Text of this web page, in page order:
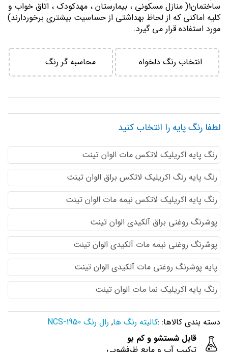
ساختمان1( منازل مسكوني ، بيمارستان ، مهدكودك ، اتاق خواب و
كليه اماكني كه از لحاظ بهداشتي از حساسيت بيشتري برخوردارند)
مورد استفاده قرار می گیرد.
انتخاب رنگ دلخواه محاسبه گر رنگ
لطفا رنگ پایه را انتخاب کنید
رنگ پایه اكريليك لاتكس مات الوان تینت
رنگ پایه رنگ اكريليك لاتكس براق الوان تینت
رنگ پایه اكريليك لاتكس نيمه مات الوان تینت
پوشرنگ روغنی براق آلکیدی الوان تینت
پوشرنگ روغنی نیمه مات آلکیدی الوان تینت
پایه پوشرنگ روغنی مات آلکیدی الوان تینت
رنگ پایه اکریلیک نما مات الوان تینت
دسته بندی کالاها: :کالیته رنگ ها, رال رنگ NCS-1950
قابل شستشو و کم بو